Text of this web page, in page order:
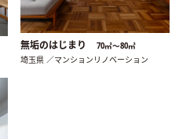
無垢のはじまり 70㎡〜80㎡
埼玉県 ／マンションリノベーション